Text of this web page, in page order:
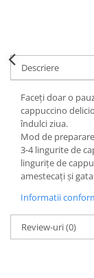
Descriere
Faceți doar o
cappuccino
îndulci ziua.
Mod de preparare
3-4 lingurite de
lingurițe de
amestecați și
Informatii
Review-uri(0)